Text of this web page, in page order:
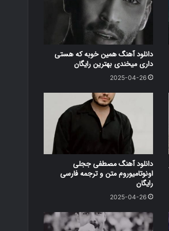
دانلود آهنگ همین خوبه که هستی
داری میخندی بهترین رایگان
2025-04-26
دانلود آهنگ مصطفی ججلی
اونوتامیوروم متن و ترجمه فارسی
رایگان
2025-04-26